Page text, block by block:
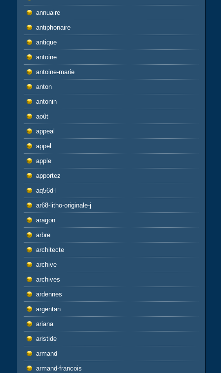
annuaire
antiphonaire
antique
antoine
antoine-marie
anton
antonin
août
appeal
appel
apple
apportez
aq56d-l
ar68-litho-originale-j
aragon
arbre
architecte
archive
archives
ardennes
argentan
ariana
aristide
armand
armand-francois